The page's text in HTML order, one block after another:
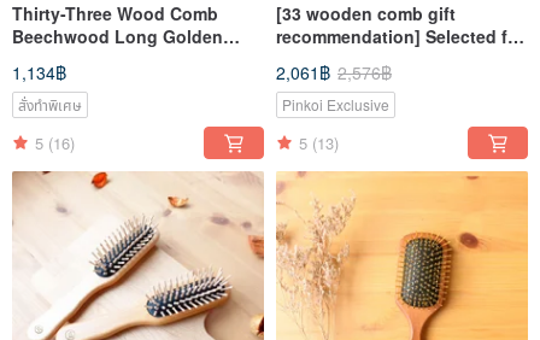
Thirty-Three Wood Comb
Beechwood Long Golden
Comb (Far-Infrared Air
Cushion)
1,134฿
สั่งทำพิเศษ
5 (16)
[33 wooden comb gift
recommendation] Selected far
infrared gold comb 4 pieces
set
2,061฿ 2,576฿
Pinkoi Exclusive
5 (13)